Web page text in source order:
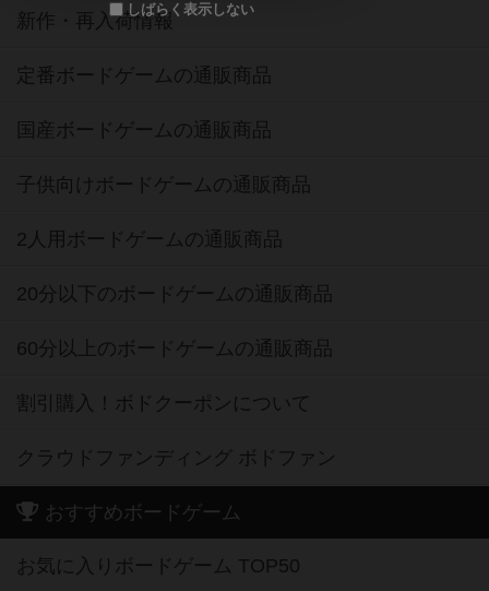
しばらく表示しない
新作・再入荷情報
定番ボードゲームの通販商品
国産ボードゲームの通販商品
子供向けボードゲームの通販商品
2人用ボードゲームの通販商品
20分以下のボードゲームの通販商品
60分以上のボードゲームの通販商品
割引購入！ボドクーポンについて
クラウドファンディング ボドファン
おすすめボードゲーム
お気に入りボードゲーム TOP50